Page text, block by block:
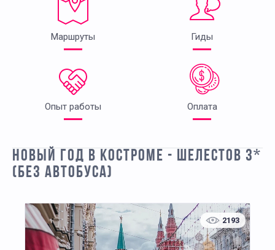
Маршруты Гиды
Опыт работы Оплата
НОВЫЙ ГОД В КОСТРОМЕ - ШЕЛЕСТОВ 3*
(БЕЗ АВТОБУСА)
2193